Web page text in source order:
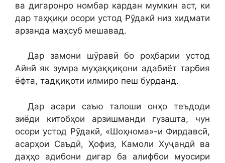
ва дигаронро номбар кардан мумкин аст, ки
дар таҳқиқи осори устод Рӯдакӣ низ хидмати
арзанда маҳсуб мешавад.
Дар замони шӯравӣ бо роҳбарии устод
Айнӣ як зумра муҳаққиқони адабиёт тарбия
ёфта, тадқиқоти илмиро пеш бурданд.
Дар асари саъю талоши онҳо теъдоди
зиёди китобҳои арзишманди гузашта, чун
осори устод Рӯдакӣ, «Шоҳнома»-и Фирдавсӣ,
асарҳои Саъдӣ, Ҳофиз, Камоли Хуҷандӣ ва
даҳҳо адибони дигар ба алифбои муосири